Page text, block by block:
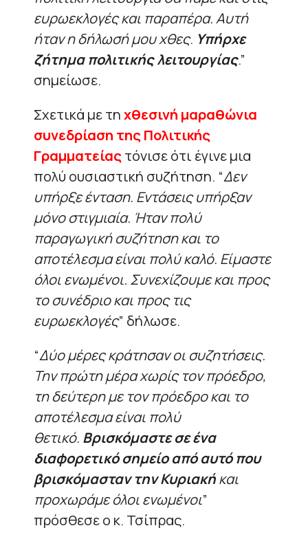
ευρωεκλογές και παραπέρα. Αυτή
ήταν η δήλωσή μου χθες. Υπήρχε
ζήτημα πολιτικής λειτουργίας.”
σημείωσε.
Σχετικά με τηχθεσινή μαραθώνια
συνεδρίαση της Πολιτικής
Γραμματείαςτόνισε ότι έγινε μια
πολύ ουσιαστική συζήτηση. “Δεν
υπήρξε ένταση. Εντάσεις υπήρξαν
μόνο στιγμιαία. Ήταν πολύ
παραγωγική συζήτηση και το
αποτέλεσμα είναι πολύ καλό. Είμαστε
όλοι ενωμένοι. Συνεχίζουμε και προς
το συνέδριο και προς τις
ευρωεκλογές” δήλωσε.
“Δύο μέρες κράτησαν οι συζητήσεις.
Την πρώτη μέρα χωρίς τον πρόεδρο,
τη δεύτερη με τον πρόεδρο και το
αποτέλεσμα είναι πολύ
θετικό. Βρισκόμαστε σε ένα
διαφορετικό σημείο από αυτό που
βρισκόμασταν την Κυριακήκαι
προχωράμε όλοι ενωμένοι”
πρόσθεσε ο κ. Τσίπρας.